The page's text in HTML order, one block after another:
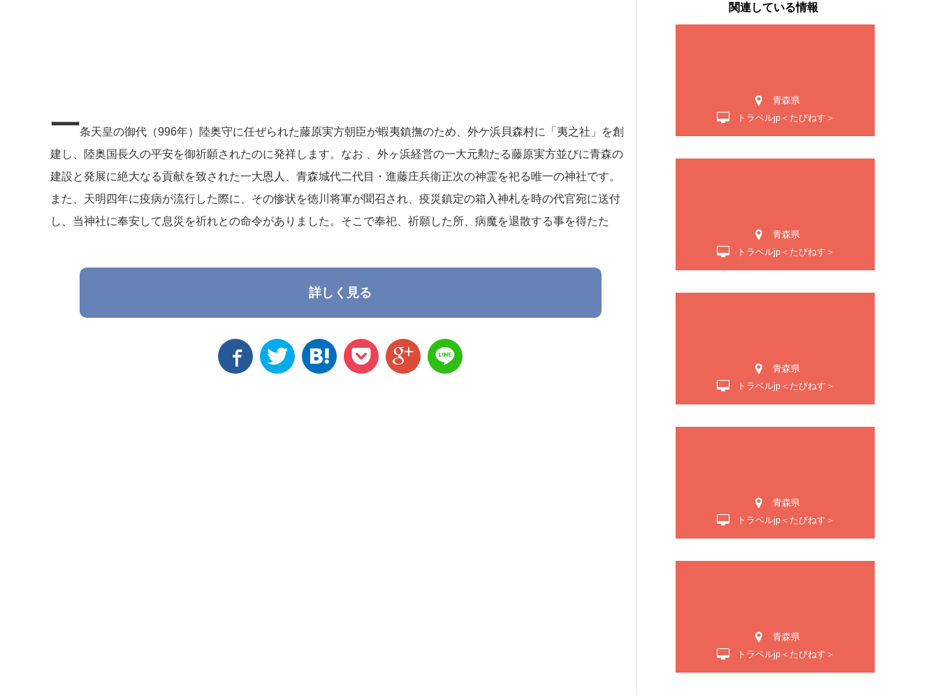
一条天皇の御代（996年）陸奥守に任ぜられた藤原実方朝臣が蝦夷鎮撫のため、外ケ浜貝森村に「夷之社」を創
建し、陸奥国長久の平安を御祈願されたのに発祥します。なお 、外ヶ浜経営の一大元勲たる藤原実方並びに青森の
建設と発展に絶大なる貢献を致された一大恩人、青森城代二代目・進藤庄兵衛正次の神霊を祀る唯一の神社です。
また、天明四年に疫病が流行した際に、その惨状を徳川将軍が聞召され、疫災鎮定の箱入神札を時の代官宛に送付
し、当神社に奉安して息災を祈れとの命令がありました。そこで奉祀、祈願した所、病魔を退散する事を得たた
詳しく見る
関連している情報
青森県
トラベルjp＜たびねす＞
青森県
トラベルjp＜たびねす＞
青森県
トラベルjp＜たびねす＞
青森県
トラベルjp＜たびねす＞
青森県
トラベルjp＜たびねす＞